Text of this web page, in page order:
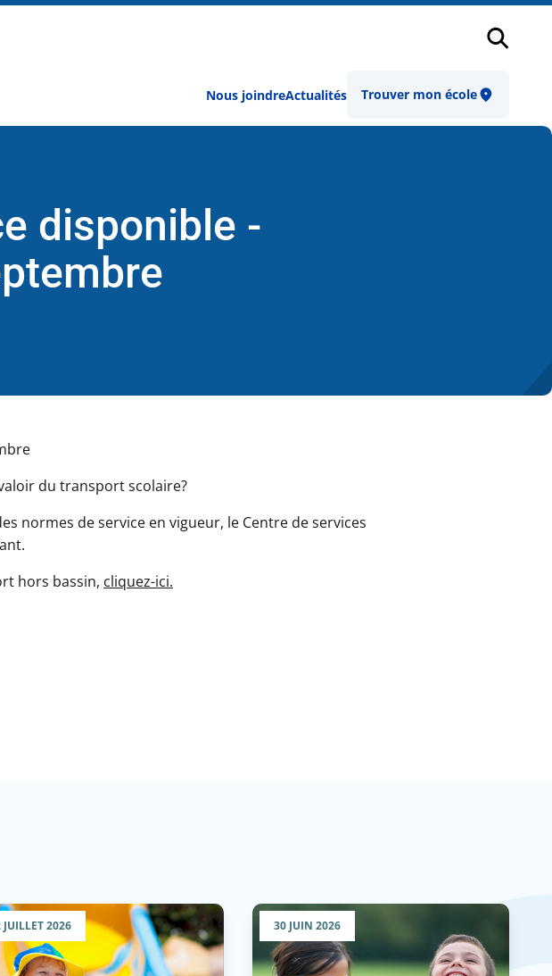
Nous joindreActualités Trouver mon école
disponible -
du transport scolaire?
normes de service en vigueur, le Centre de services
hors bassin, cliquez-ici.
JUILLET 2026 30 JUIN 2026